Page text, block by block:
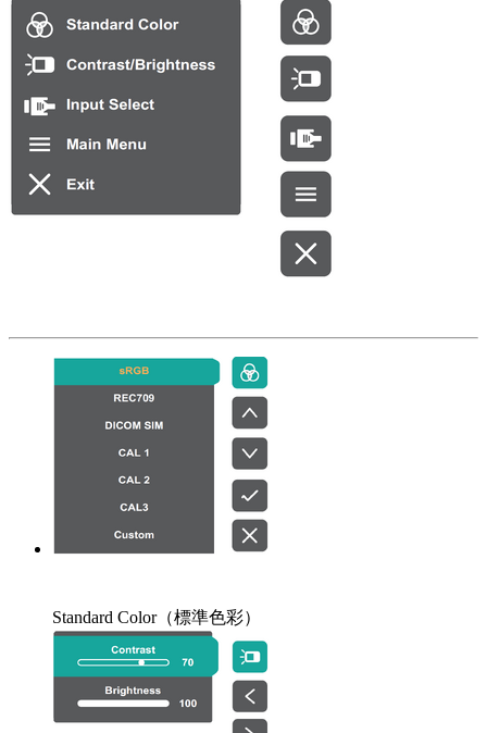
Standard Color（標準色彩）